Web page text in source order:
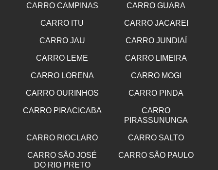
CARRO CAMPINAS CARRO GUARA
CARRO ITU CARRO JACAREI
CARRO JAU CARRO JUNDIAÍ
CARRO LEME CARRO LIMEIRA
CARRO LORENA CARRO MOGI
CARRO OURINHOS CARRO PINDA
CARRO PIRACICABA
CARRO
PIRASSUNUNGA
CARRO RIOCLARO CARRO SALTO
CARRO SÃO JOSÉ
DO RIO PRETO
CARRO SÃO PAULO